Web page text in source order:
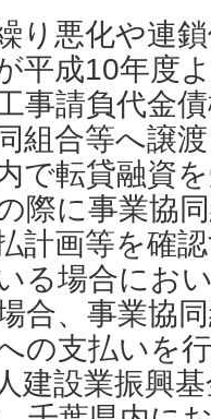
り悪化や連
平成10年度
事請負代金
組合等へ譲
で転貸融資
際に事業協
計画等を確
る場合にお
合、事業協
の支払いを
建設業振興